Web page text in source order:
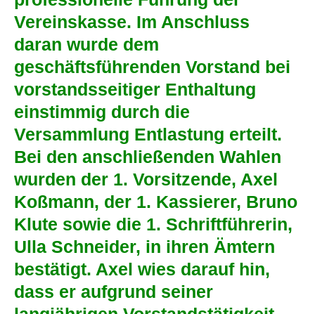
Vereinskasse. Im Anschluss
daran wurde dem
geschäftsführenden Vorstand bei
vorstandsseitiger Enthaltung
einstimmig durch die
Versammlung Entlastung erteilt.
Bei den anschließenden Wahlen
wurden der 1. Vorsitzende, Axel
Koßmann, der 1. Kassierer, Bruno
Klute sowie die 1. Schriftführerin,
Ulla Schneider, in ihren Ämtern
bestätigt. Axel wies darauf hin,
dass er aufgrund seiner